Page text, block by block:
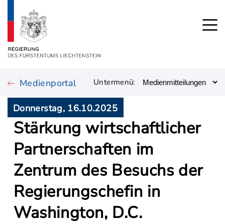
Medienportal Untermenü:
Donnerstag, 16.10.2025
Stärkung wirtschaftlicher
Partnerschaften im
Zentrum des Besuchs der
Regierungschefin in
Washington, D.C.